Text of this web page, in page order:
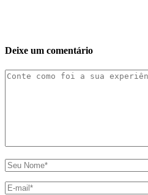
Deixe um comentário